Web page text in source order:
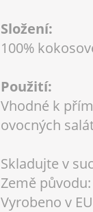
Složení:
100%
Použití:
Vhodné k
ovocných
Skladujte v
Země
Vyrobeno v EU